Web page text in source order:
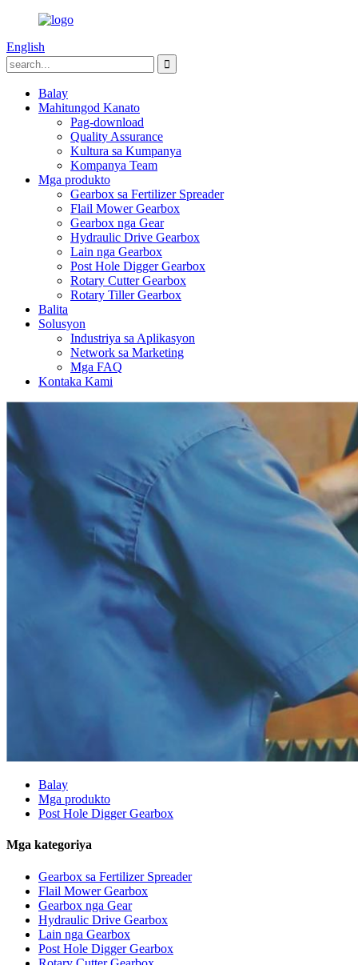
English
Balay
Mahitungod Kanato
Pag-download
Quality Assurance
Kultura sa Kumpanya
Kompanya Team
Mga produkto
Gearbox sa Fertilizer Spreader
Flail Mower Gearbox
Gearbox nga Gear
Hydraulic Drive Gearbox
Lain nga Gearbox
Post Hole Digger Gearbox
Rotary Cutter Gearbox
Rotary Tiller Gearbox
Balita
Solusyon
Industriya sa Aplikasyon
Network sa Marketing
Mga FAQ
Kontaka Kami
Balay
Mga produkto
Post Hole Digger Gearbox
Mga kategoriya
Gearbox sa Fertilizer Spreader
Flail Mower Gearbox
Gearbox nga Gear
Hydraulic Drive Gearbox
Lain nga Gearbox
Post Hole Digger Gearbox